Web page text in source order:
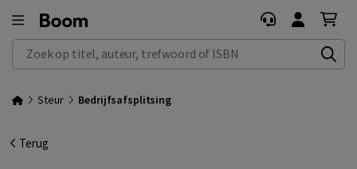
Zoek op titel, auteur, trefwoord of ISBN
Steur Bedrijfsafsplitsing
Terug